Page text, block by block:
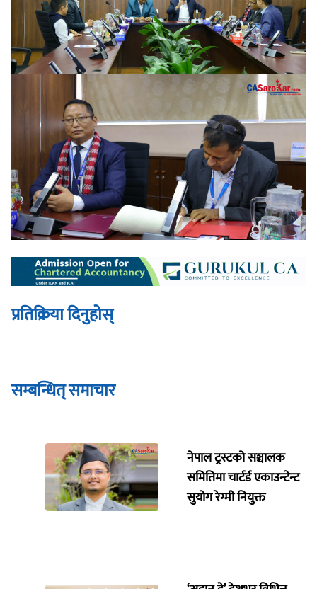
प्रतिक्रिया दिनुहोस्
सम्बन्धित् समाचार
नेपाल ट्रस्टको सञ्चालक
समितिमा चार्टर्ड एकाउन्टेन्ट
सुयोग रेग्मी नियुक्त